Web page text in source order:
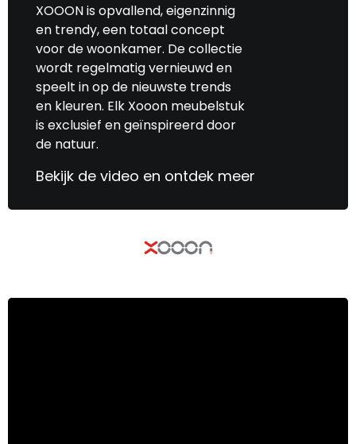
XOOON is opvallend, eigenzinnig
en trendy, een totaal concept
voor de woonkamer. De collectie
wordt regelmatig vernieuwd en
speelt in op de nieuwste trends
en kleuren. Elk Xooon meubelstuk
is exclusief en geïnspireerd door
de natuur.
Bekijk de video en ontdek meer